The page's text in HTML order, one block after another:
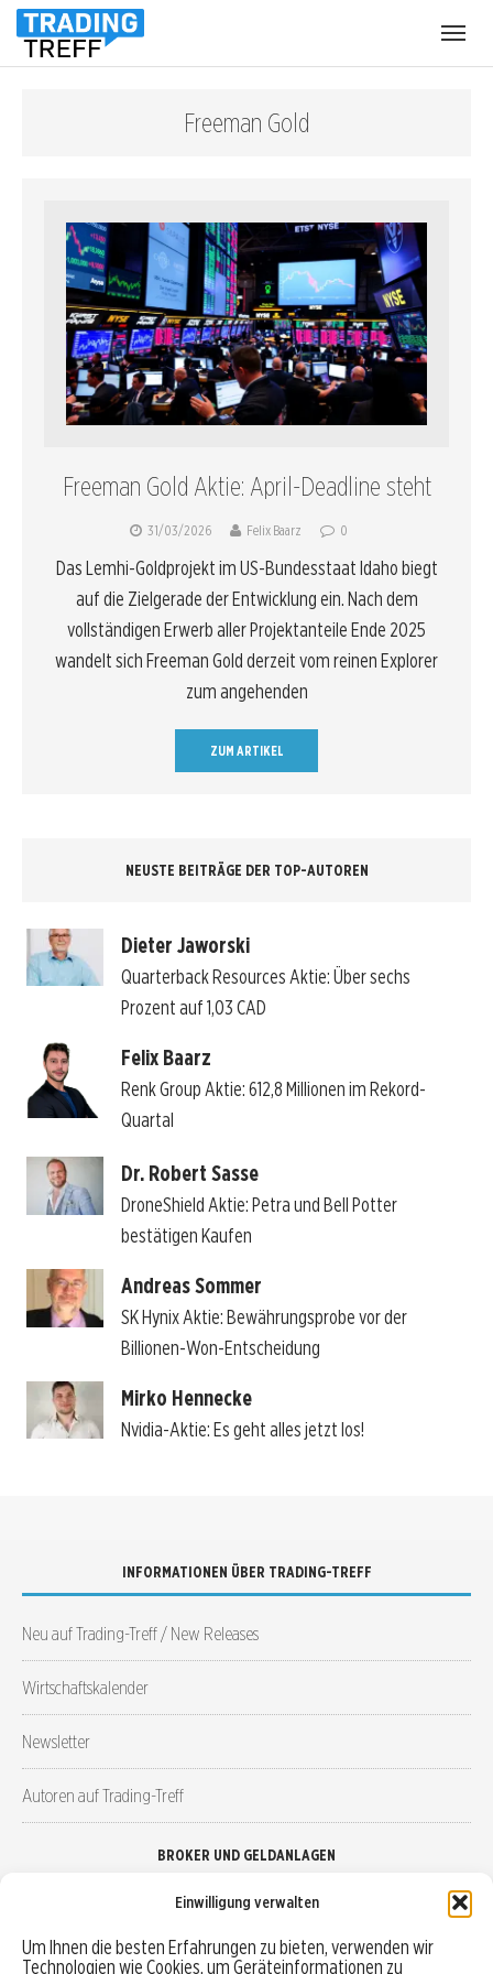
Einwilligung verwalten
Um Ihnen die besten Erfahrungen zu bieten, verwenden wir
Technologien wie Cookies, um Geräteinformationen zu
Freeman Gold
Freeman Gold Aktie: April-Deadline steht
31/03/2026 Felix Baarz 0
Das Lemhi-Goldprojekt im US-Bundesstaat Idaho biegt
auf die Zielgerade der Entwicklung ein. Nach dem
vollständigen Erwerb aller Projektanteile Ende 2025
wandelt sich Freeman Gold derzeit vom reinen Explorer
zum angehenden
ZUM ARTIKEL
NEUSTE BEITRÄGE DER TOP-AUTOREN
Dieter Jaworski
Quarterback Resources Aktie: Über sechs
Prozent auf 1,03 CAD
Felix Baarz
Renk Group Aktie: 612,8 Millionen im Rekord-
Quartal
Dr. Robert Sasse
DroneShield Aktie: Petra und Bell Potter
bestätigen Kaufen
Andreas Sommer
SK Hynix Aktie: Bewährungsprobe vor der
Billionen-Won-Entscheidung
Mirko Hennecke
Nvidia-Aktie: Es geht alles jetzt los!
INFORMATIONEN ÜBER TRADING-TREFF
Neu auf Trading-Treff / New Releases
Wirtschaftskalender
Newsletter
Autoren auf Trading-Treff
BROKER UND GELDANLAGEN